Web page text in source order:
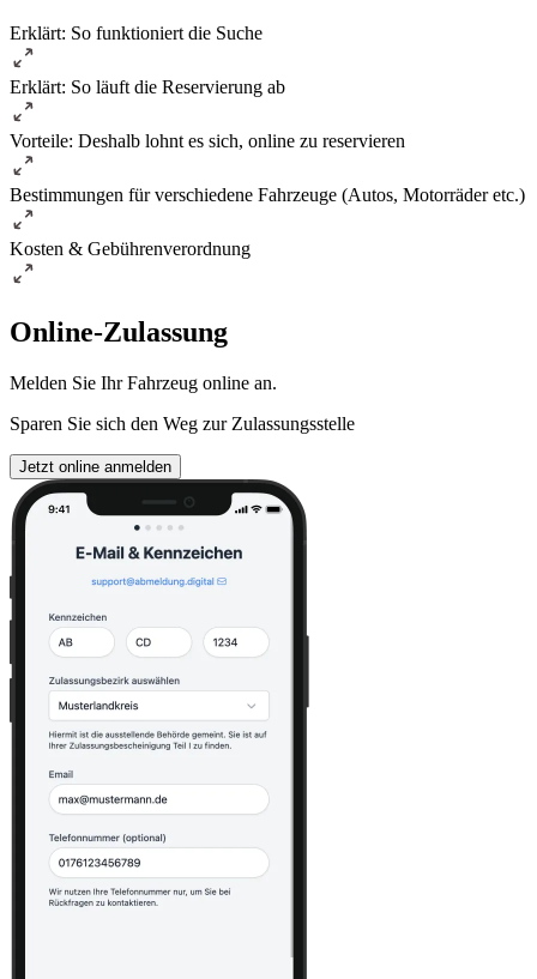
Erklärt: So funktioniert die Suche
Erklärt: So läuft die Reservierung ab
Vorteile: Deshalb lohnt es sich, online zu reservieren
Bestimmungen für verschiedene Fahrzeuge (Autos, Motorräder etc.)
Kosten & Gebührenverordnung
Online-Zulassung
Melden Sie Ihr Fahrzeug online an.
Sparen Sie sich den Weg zur Zulassungsstelle
Jetzt online anmelden